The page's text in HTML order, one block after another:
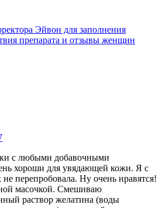
Эйвон для заполнения
препарата и отзывы женщин
с любыми добавочными
хороши для увядающей кожи. Я с
перепробовала. Ну очень нравятся!
масочкой. Смешиваю
раствор желатина (воды